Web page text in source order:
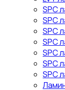
SPC
SPC
SPC
SPC
SPC
SPC
SPC